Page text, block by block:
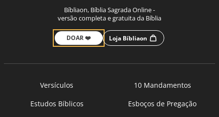
Bíbliaon, Bíblia Sagrada Online -
versão completa e gratuita da Bíblia
DOAR ❤️ Loja Bíbliaon
Versículos
10 Mandamentos
Estudos Bíblicos
Esboços de Pregação